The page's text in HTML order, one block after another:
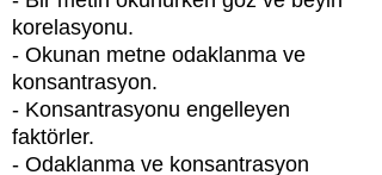
korelasyonu.
- Okunan metne odaklanma ve
konsantrasyon.
- Konsantrasyonu engelleyen
faktörler.
- Odaklanma ve konsantrasyon